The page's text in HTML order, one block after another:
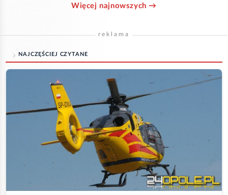
Więcej najnowszych →
reklama
NAJCZĘŚCIEJ CZYTANE